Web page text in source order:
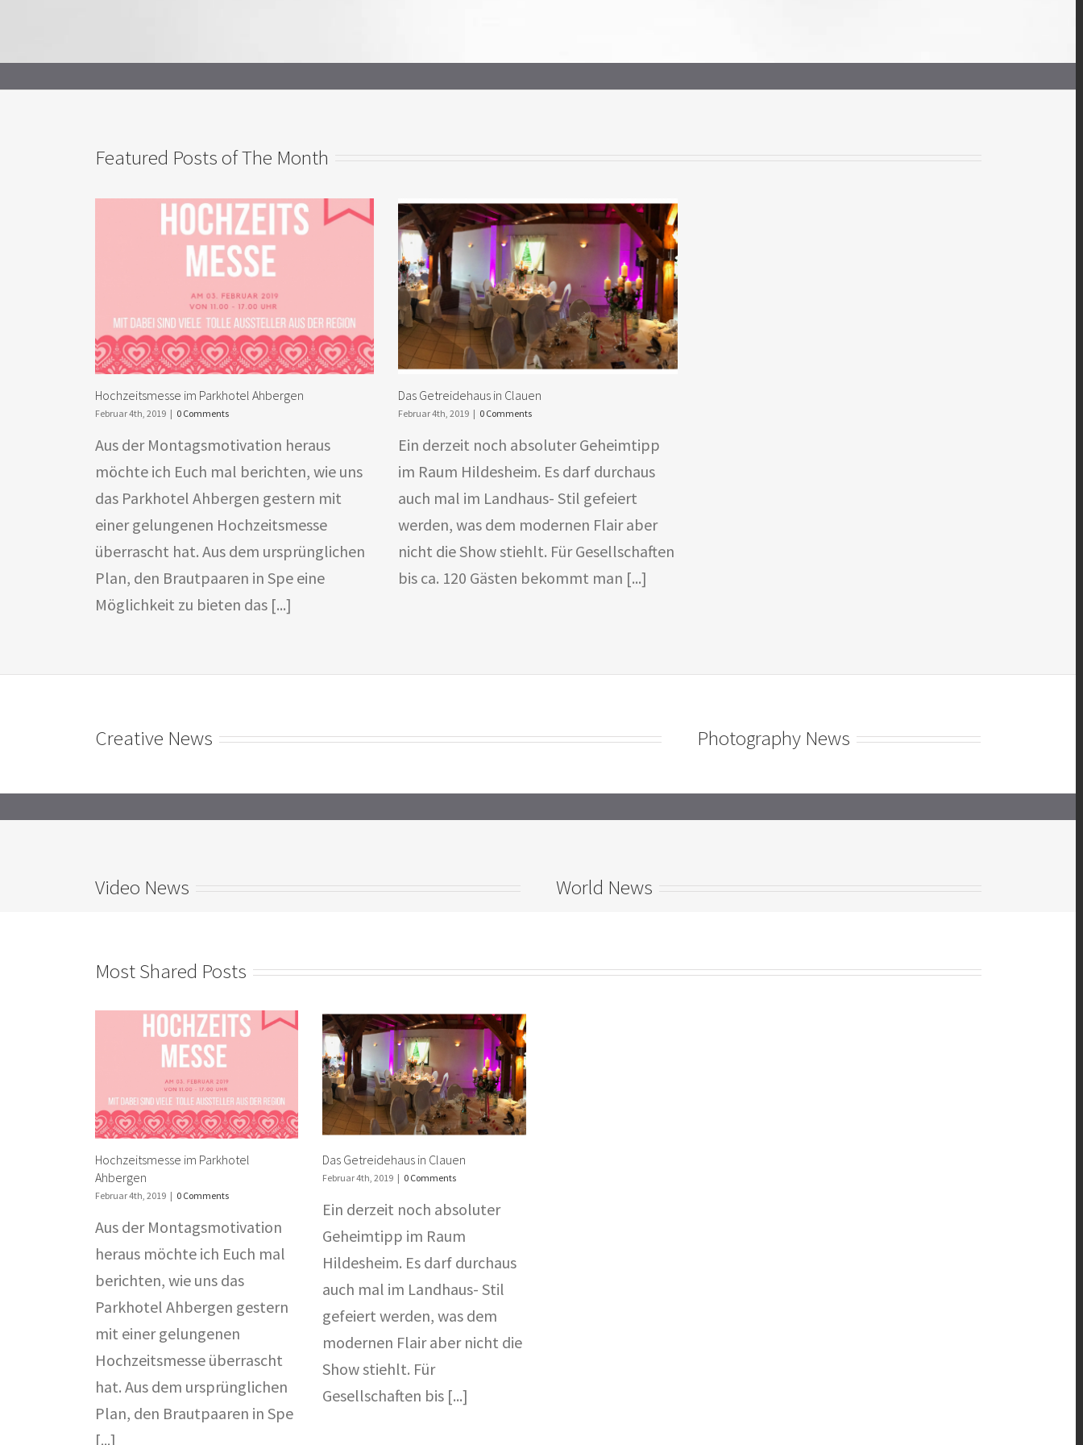
Featured Posts of The Month
Hochzeitsmesse im Parkhotel Ahbergen
Februar 4th, 2019 | 0 Comments
Aus der Montagsmotivation heraus
möchte ich Euch mal berichten, wie uns
das Parkhotel Ahbergen gestern mit
einer gelungenen Hochzeitsmesse
überrascht hat. Aus dem ursprünglichen
Plan, den Brautpaaren in Spe eine
Möglichkeit zu bieten das [...]
Das Getreidehaus in Clauen
Februar 4th, 2019 | 0 Comments
Ein derzeit noch absoluter Geheimtipp
im Raum Hildesheim. Es darf durchaus
auch mal im Landhaus- Stil gefeiert
werden, was dem modernen Flair aber
nicht die Show stiehlt. Für Gesellschaften
bis ca. 120 Gästen bekommt man [...]
Creative News Photography News
Video News World News
Most Shared Posts
Hochzeitsmesse im Parkhotel
Ahbergen
Februar 4th, 2019 | 0 Comments
Aus der Montagsmotivation
heraus möchte ich Euch mal
berichten, wie uns das
Parkhotel Ahbergen gestern
mit einer gelungenen
Hochzeitsmesse überrascht
hat. Aus dem ursprünglichen
Plan, den Brautpaaren in Spe
[...]
Das Getreidehaus in Clauen
Februar 4th, 2019 | 0 Comments
Ein derzeit noch absoluter
Geheimtipp im Raum
Hildesheim. Es darf durchaus
auch mal im Landhaus- Stil
gefeiert werden, was dem
modernen Flair aber nicht die
Show stiehlt. Für
Gesellschaften bis [...]